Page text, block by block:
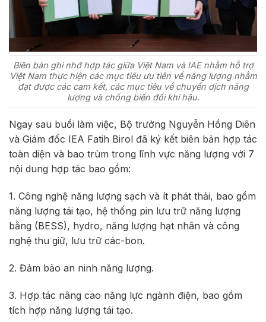
Biên bản ghi nhớ hợp tác giữa Việt Nam và IAE nhằm hỗ trợ
Việt Nam thực hiện các mục tiêu ưu tiên về năng lượng nhằm
đạt được các cam kết, các mục tiêu về chuyển dịch năng
lượng và chống biến đổi khí hậu.
Ngay sau buổi làm việc, Bộ trưởng Nguyễn Hồng Diên
và Giám đốc IEA Fatih Birol đã ký kết biên bản hợp tác
toàn diện và bao trùm trong lĩnh vực năng lượng với 7
nội dung hợp tác bao gồm:
1. Công nghệ năng lượng sạch và ít phát thải, bao gồm
năng lượng tái tạo, hệ thống pin lưu trữ năng lượng
bằng (BESS), hydro, năng lượng hạt nhân và công
nghệ thu giữ, lưu trữ các-bon.
2. Đảm bảo an ninh năng lượng.
3. Hợp tác nâng cao năng lực ngành điện, bao gồm
tích hợp năng lượng tái tạo.